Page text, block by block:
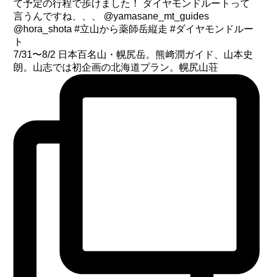
7/31〜8/2 日本百名山・幌尻岳。熊﨑潤ガイド、山本史
朗。山志では初企画の北海道プラン。幌尻山荘